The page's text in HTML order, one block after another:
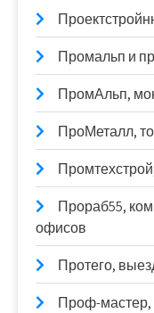
Промальп и
ПромАльп,
ПроМеталл,
Прораб55,
офисов
Протего,
Проф-мастер,